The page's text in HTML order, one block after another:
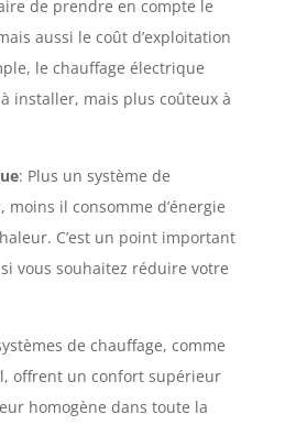
de prendre en compte le
aussi le coût d’exploitation
le chauffage électrique
installer, mais plus coûteux à
: Plus un système de
moins il consomme d’énergie
C’est un point important
vous souhaitez réduire votre
de chauffage, comme
offrent un confort supérieur
homogène dans toute la